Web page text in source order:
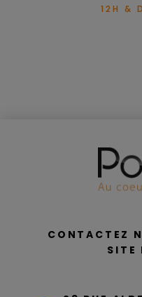
12H &
CONTACTEZ
SITE